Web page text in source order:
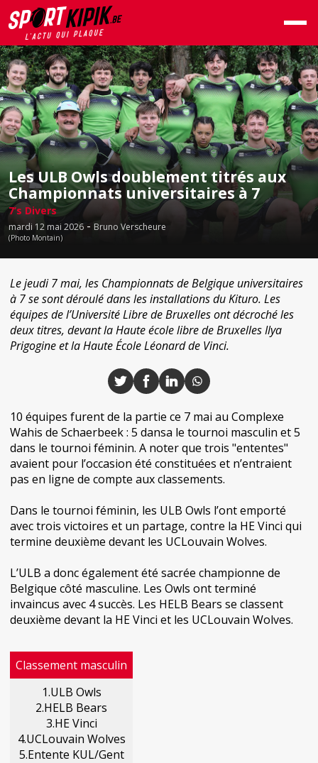
Les ULB Owls doublement titrés aux
Championnats universitaires à 7
7’s Divers
mardi 12 mai 2026 - Bruno Verscheure
(Photo Montain)
Le jeudi 7 mai, les Championnats de Belgique universitaires
à 7 se sont déroulé dans les installations du Kituro. Les
équipes de l’Université Libre de Bruxelles ont décroché les
deux titres, devant la Haute école libre de Bruxelles Ilya
Prigogine et la Haute École Léonard de Vinci.
10 équipes furent de la partie ce 7 mai au Complexe
Wahis de Schaerbeek : 5 dansa le tournoi masculin et 5
dans le tournoi féminin. A noter que trois "ententes"
avaient pour l’occasion été constituées et n’entraient
pas en ligne de compte aux classements.
Dans le tournoi féminin, les ULB Owls l’ont emporté
avec trois victoires et un partage, contre la HE Vinci qui
termine deuxième devant les UCLouvain Wolves.
L’ULB a donc également été sacrée championne de
Belgique côté masculine. Les Owls ont terminé
invaincus avec 4 succès. Les HELB Bears se classent
deuxième devant la HE Vinci et les UCLouvain Wolves.
Classement masculin
1.ULB Owls
2.HELB Bears
3.HE Vinci
4.UCLouvain Wolves
5.Entente KUL/Gent